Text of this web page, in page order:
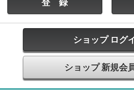
ショップ ログ
ショップ 新規会